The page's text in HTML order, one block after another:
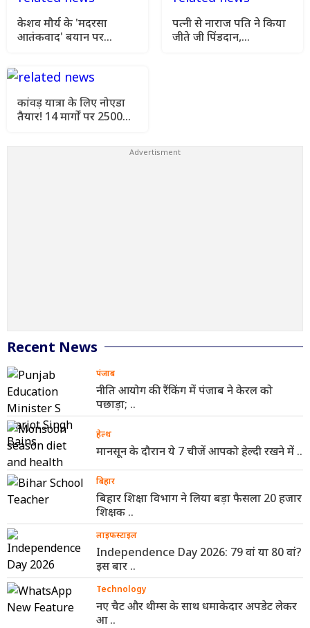
केशव मौर्य के 'मदरसा
आतंकवाद' बयान पर
पत्नी से नाराज पति ने किया
जीते जी पिंडदान,
कांवड़ यात्रा के लिए नोएडा
तैयार! 14 मार्गों पर 2500
Recent News
पंजाब
नीति आयोग की रैंकिंग में पंजाब ने केरल को
पछाड़ा; ..
हेल्थ
मानसून के दौरान ये 7 चीजें आपको हेल्दी रखने में ..
बिहार
बिहार शिक्षा विभाग ने लिया बड़ा फैसला 20 हजार
शिक्षक ..
लाइफस्टाइल
Independence Day 2026: 79 वां या 80 वां?
इस बार ..
Technology
नए चैट और थीम्स के साथ धमाकेदार अपडेट लेकर
आ ..